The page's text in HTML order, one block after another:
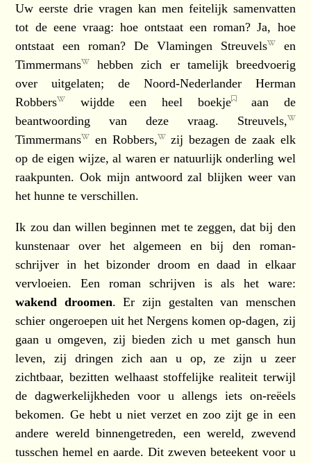
Uw eerste drie vragen kan men feitelijk samenvatten
tot de eene vraag: hoe ontstaat een roman? Ja, hoe
ontstaat een roman? De Vlamingen Streuvels
en
Timmermans
hebben zich er tamelijk breedvoerig
over uitgelaten; de Noord-Nederlander Herman
Robbers
wijdde een heel boekje aan de
beantwoording van deze vraag. Streuvels,
Timmermans
en Robbers,
zij bezagen de zaak elk
op de eigen wijze, al waren er natuurlijk onderling wel
raakpunten. Ook mijn antwoord zal blijken weer van
het hunne te verschillen.
Ik zou dan willen beginnen met te zeggen, dat bij den
kunstenaar over het algemeen en bij den roman-
schrijver in het bizonder droom en daad in elkaar
vervloeien. Een roman schrijven is als het ware:
wakend droomen. Er zijn gestalten van menschen
schier ongeroepen uit het Nergens komen op-dagen, zij
gaan u omgeven, zij bieden zich u met gansch hun
leven, zij dringen zich aan u op, ze zijn u zeer
zichtbaar, bezitten welhaast stoffelijke realiteit terwijl
de dagwerkelijkheden voor u allengs iets on-reëels
bekomen. Ge hebt u niet verzet en zoo zijt ge in een
andere wereld binnengetreden, een wereld, zwevend
tusschen hemel en aarde. Dit zweven beteekent voor u